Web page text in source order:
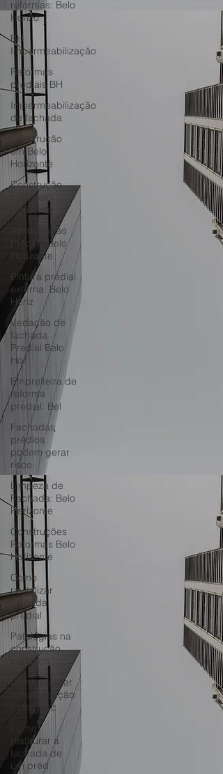
reformas: Belo
Horizo
BH
Impermeabilização
Reformas
prediais BH
Impermeabilização
de fachada
Construção
em Belo
Horizonte
Construção
civil: Belo
Horizonte
Restauração
Predial: Belo
Horizonte
Pintura predial
externa: Belo
Horiz
Vedação de
fachada
Predial Belo
Hor
Empreiteira de
reforma
predial: Bel
Fachadas
prédios
podem gerar
risco
Limpeza de
Fachada: Belo
Horizonte
Construções
Reformas Belo
Horizonte
Como
revitalizar
fachada
predial
Patologias na
construção
civil fach
Como realizar
a manutenção
emergenc
Como
restaurar a
fachada de
um préd